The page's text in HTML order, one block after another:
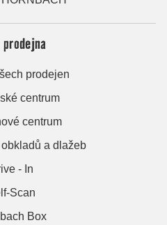
prodejen
centrum
centrum
a dlažeb
- In
Scan
Box